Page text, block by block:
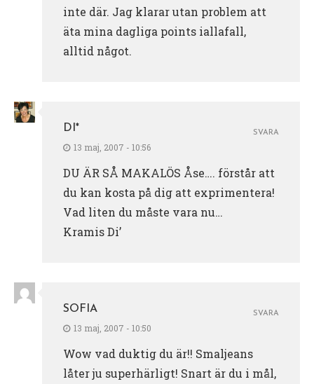
inte där. Jag klarar utan problem att
äta mina dagliga points iallafall,
alltid något.
DI*
13 maj, 2007 - 10:56
DU ÄR SÅ MAKALÖS Åse…. förstår att
du kan kosta på dig att exprimentera!
Vad liten du måste vara nu…
Kramis Di’
SVARA
SOFIA
13 maj, 2007 - 10:50
Wow vad duktig du är!! Smaljeans
låter ju superhärligt! Snart är du i mål,
SVARA